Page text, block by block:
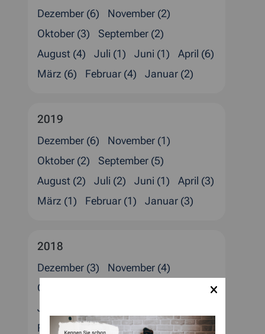
Dezember (6)
November (2)
Oktober (3)
September (2)
August (4)
Juli (1) Juni (1)
April (6)
März (6)
Februar (4) Januar (2)
2019
Dezember (6)
November (1)
Oktober (2)
September (5)
August (2)
Juli (2) Juni (1)
April (3)
März (1)
Februar (1) Januar (3)
2018
Dezember (3)
November (4)
Oktober (2)
Juni (2)
Februar (1)